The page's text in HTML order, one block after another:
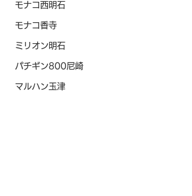
モナコ西明石
モナコ香寺
ミリオン明石
パチギン800尼崎
マルハン玉津